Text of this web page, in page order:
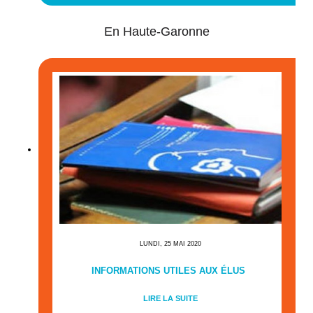
En Haute-Garonne
LUNDI, 25 MAI 2020
INFORMATIONS UTILES AUX ÉLUS
LIRE LA SUITE